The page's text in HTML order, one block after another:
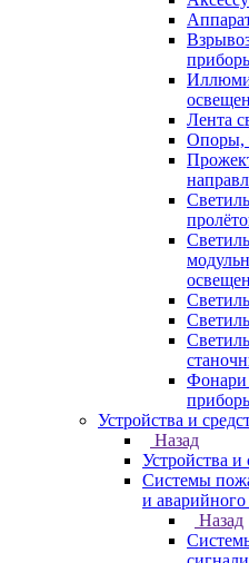
Лента
Опоры,
Фонари
Устройства и
Назад
Устройства и
Системы
и
Назад